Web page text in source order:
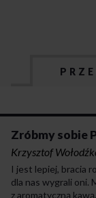
Zróbmy sobie
Krzysztof
I jest lepiej, bracia
dla nas wygrali oni.
z aromatyczną